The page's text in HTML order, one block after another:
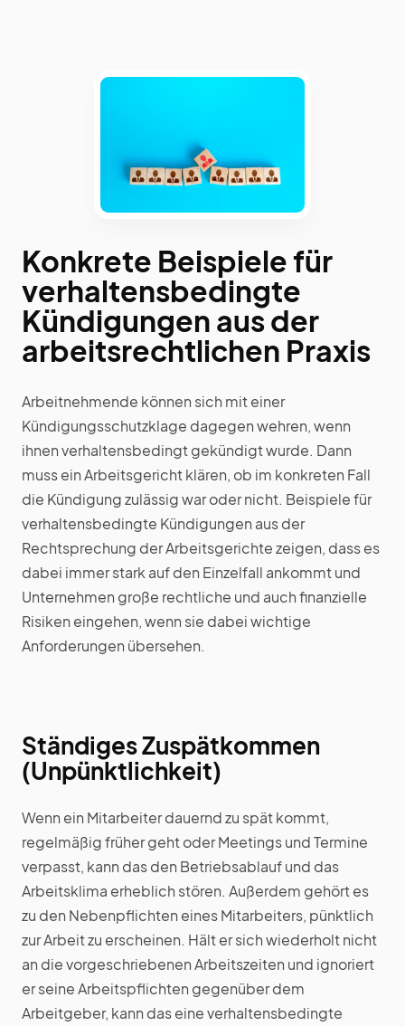
Konkrete Beispiele für
verhaltensbedingte
Kündigungen aus der
arbeitsrechtlichen Praxis
Arbeitnehmende können sich mit einer
Kündigungsschutzklage dagegen wehren, wenn
ihnen verhaltensbedingt gekündigt wurde. Dann
muss ein Arbeitsgericht klären, ob im konkreten Fall
die Kündigung zulässig war oder nicht. Beispiele für
verhaltensbedingte Kündigungen aus der
Rechtsprechung der Arbeitsgerichte zeigen, dass es
dabei immer stark auf den Einzelfall ankommt und
Unternehmen große rechtliche und auch finanzielle
Risiken eingehen, wenn sie dabei wichtige
Anforderungen übersehen.
Ständiges Zuspätkommen
(Unpünktlichkeit)
Wenn ein Mitarbeiter dauernd zu spät kommt,
regelmäßig früher geht oder Meetings und Termine
verpasst, kann das den Betriebsablauf und das
Arbeitsklima erheblich stören. Außerdem gehört es
zu den Nebenpflichten eines Mitarbeiters, pünktlich
zur Arbeit zu erscheinen. Hält er sich wiederholt nicht
an die vorgeschriebenen Arbeitszeiten und ignoriert
er seine Arbeitspflichten gegenüber dem
Arbeitgeber, kann das eine verhaltensbedingte